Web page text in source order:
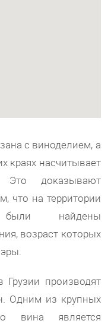
с виноделием, а
краях насчитывает
доказывают
что на территории
были найдены
возраст которых
производят
Одним из крупных
вина является